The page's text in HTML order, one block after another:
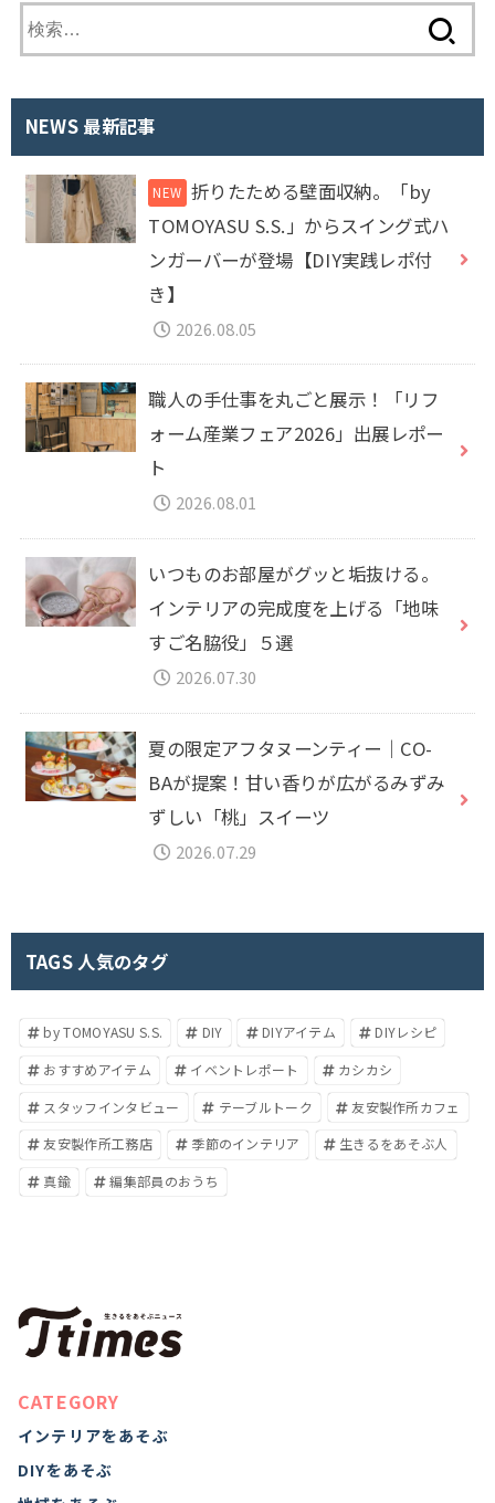
索
NEWS 最新記事
折りたためる壁面収納。「by
TOMOYASU S.S.」からスイング式ハ
ンガーバーが登場【DIY実践レポ付
き】
2026.08.05
職人の手仕事を丸ごと展示！「リフ
ォーム産業フェア2026」出展レポー
ト
2026.08.01
いつものお部屋がグッと垢抜ける。
インテリアの完成度を上げる「地味
すご名脇役」５選
2026.07.30
夏の限定アフタヌーンティー｜CO-
BAが提案！甘い香りが広がるみずみ
ずしい「桃」スイーツ
2026.07.29
TAGS 人気のタグ
by TOMOYASU S.S. DIY DIYアイテム
DIYレシピ
おすすめアイテム
イベントレポート
カシカシ
スタッフインタビュー
テーブルトーク
友安製作所カフェ
友安製作所工務店
季節のインテリア
生きるをあそぶ人
真鍮
編集部員のおうち
CATEGORY
インテリアをあそぶ
DIYをあそぶ